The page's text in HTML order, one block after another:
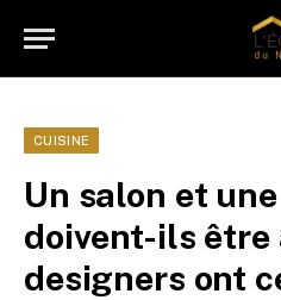
CUISINE
Un salon et
doivent-ils être
designers ont